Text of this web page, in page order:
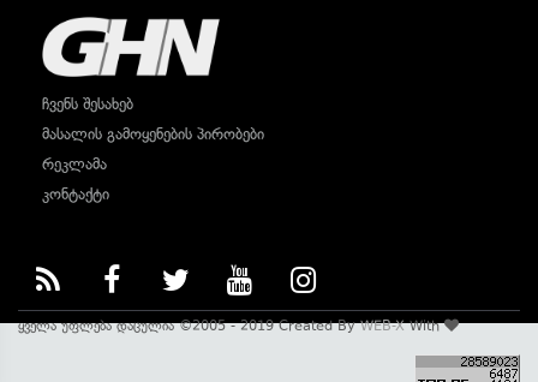
ჩვენს შესახებ
მასალის გამოყენების პირობები
რეკლამა
კონტაქტი
ყველა უფლება დაცულია ©2005 - 2019 Created ByWEB-XWith